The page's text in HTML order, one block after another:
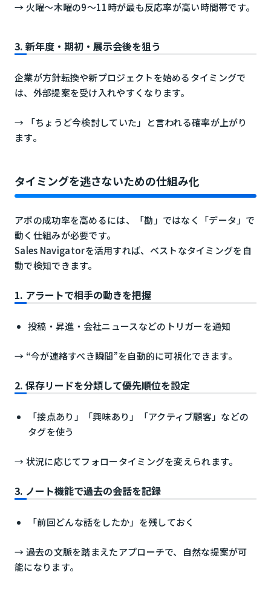
→ 火曜〜木曜の9〜11時が最も反応率が高い時間帯です。
3. 新年度・期初・展示会後を狙う
企業が方針転換や新プロジェクトを始めるタイミングで
は、外部提案を受け入れやすくなります。
→ 「ちょうど今検討していた」と言われる確率が上がり
ます。
タイミングを逃さないための仕組み化
アポの成功率を高めるには、「勘」ではなく「データ」で
動く仕組みが必要です。
Sales Navigatorを活用すれば、ベストなタイミングを自
動で検知できます。
1. アラートで相手の動きを把握
投稿・昇進・会社ニュースなどのトリガーを通知
→ “今が連絡すべき瞬間”を自動的に可視化できます。
2. 保存リードを分類して優先順位を設定
「接点あり」「興味あり」「アクティブ顧客」などの
タグを使う
→ 状況に応じてフォロータイミングを変えられます。
3. ノート機能で過去の会話を記録
「前回どんな話をしたか」を残しておく
→ 過去の文脈を踏まえたアプローチで、自然な提案が可
能になります。